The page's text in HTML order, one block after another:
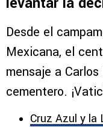
Desde el
Mexicana, el
mensaje a
cementero.
Cruz Azul y la